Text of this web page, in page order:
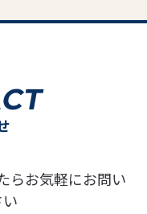
らお気軽にお問い